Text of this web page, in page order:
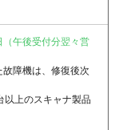
（午後受付分翌々営
障機は、修復後次
以上のスキャナ製品